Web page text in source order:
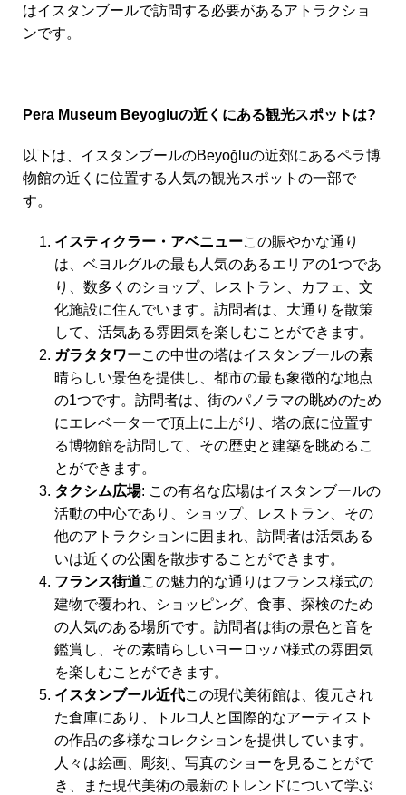
はイスタンブールで訪問する必要があるアトラクショ
ンです。
Pera Museum Beyogluの近くにある観光スポットは?
以下は、イスタンブールのBeyoğluの近郊にあるペラ博
物館の近くに位置する人気の観光スポットの一部で
す。
イスティクラー・アベニューこの賑やかな通り
は、ベヨルグルの最も人気のあるエリアの1つであ
り、数多くのショップ、レストラン、カフェ、文
化施設に住んでいます。訪問者は、大通りを散策
して、活気ある雰囲気を楽しむことができます。
ガラタタワーこの中世の塔はイスタンブールの素
晴らしい景色を提供し、都市の最も象徴的な地点
の1つです。訪問者は、街のパノラマの眺めのため
にエレベーターで頂上に上がり、塔の底に位置す
る博物館を訪問して、その歴史と建築を眺めるこ
とができます。
タクシム広場: この有名な広場はイスタンブールの
活動の中心であり、ショップ、レストラン、その
他のアトラクションに囲まれ、訪問者は活気ある
いは近くの公園を散歩することができます。
フランス街道この魅力的な通りはフランス様式の
建物で覆われ、ショッピング、食事、探検のため
の人気のある場所です。訪問者は街の景色と音を
鑑賞し、その素晴らしいヨーロッパ様式の雰囲気
を楽しむことができます。
イスタンブール近代この現代美術館は、復元され
た倉庫にあり、トルコ人と国際的なアーティスト
の作品の多様なコレクションを提供しています。
人々は絵画、彫刻、写真のショーを見ることがで
き、また現代美術の最新のトレンドについて学ぶ